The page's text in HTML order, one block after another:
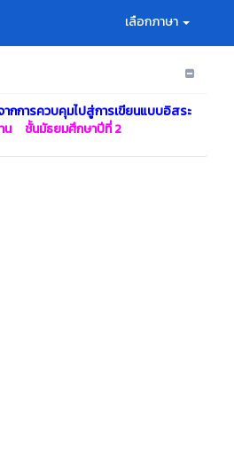
เลือกภาษา
กการควบคุมไปสู่การเขียนแบบอิสระ
น ชั้นมัธยมศึกษาปีที่ 2